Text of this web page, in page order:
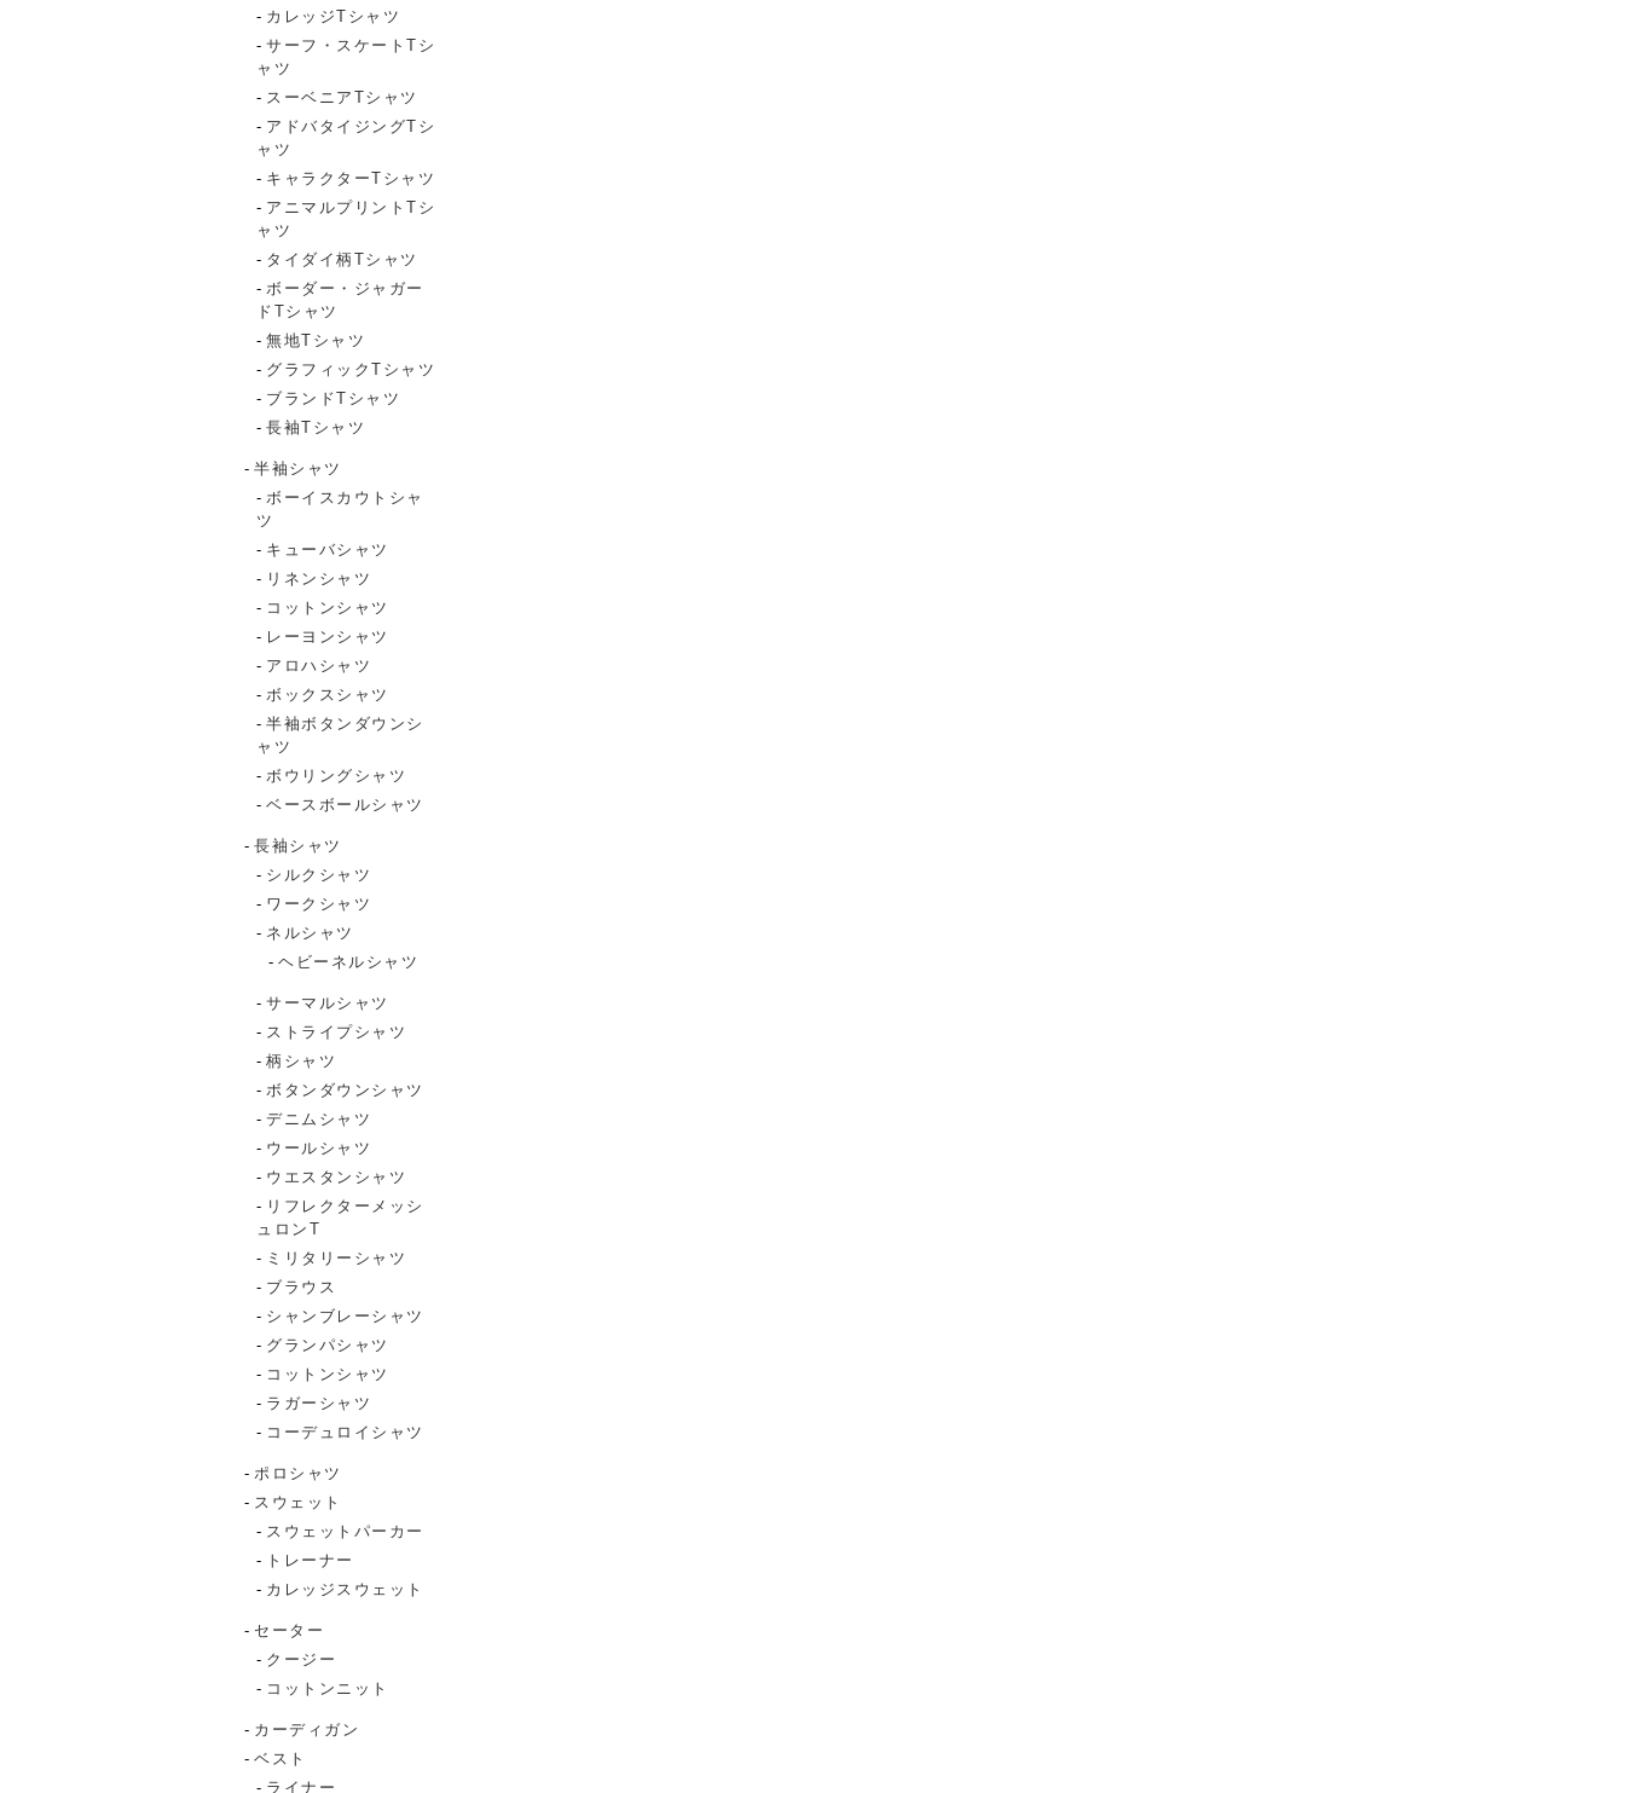
カレッジTシャツ
サーフ・スケートTシ
ャツ
スーベニアTシャツ
アドバタイジングTシ
ャツ
キャラクターTシャツ
アニマルプリントTシ
ャツ
タイダイ柄Tシャツ
ボーダー・ジャガー
ドTシャツ
無地Tシャツ
グラフィックTシャツ
ブランドTシャツ
長袖Tシャツ
半袖シャツ
ボーイスカウトシャ
ツ
キューバシャツ
リネンシャツ
コットンシャツ
レーヨンシャツ
アロハシャツ
ボックスシャツ
半袖ボタンダウンシ
ャツ
ボウリングシャツ
ベースボールシャツ
長袖シャツ
シルクシャツ
ワークシャツ
ネルシャツ
ヘビーネルシャツ
サーマルシャツ
ストライプシャツ
柄シャツ
ボタンダウンシャツ
デニムシャツ
ウールシャツ
ウエスタンシャツ
リフレクターメッシ
ュロンT
ミリタリーシャツ
ブラウス
シャンブレーシャツ
グランパシャツ
コットンシャツ
ラガーシャツ
コーデュロイシャツ
ポロシャツ
スウェット
スウェットパーカー
トレーナー
カレッジスウェット
セーター
クージー
コットンニット
カーディガン
ベスト
ライナー